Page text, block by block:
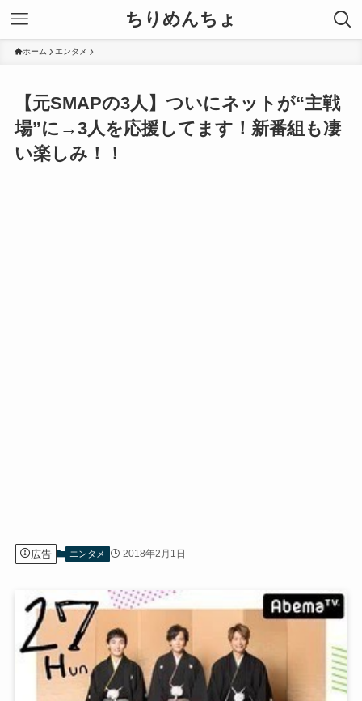
ちりめんちょ
ホーム エンタメ
【元SMAPの3人】ついにネットが“主戦
場”に→3人を応援してます！新番組も凄
い楽しみ！！
広告 エンタメ 2018年2月1日